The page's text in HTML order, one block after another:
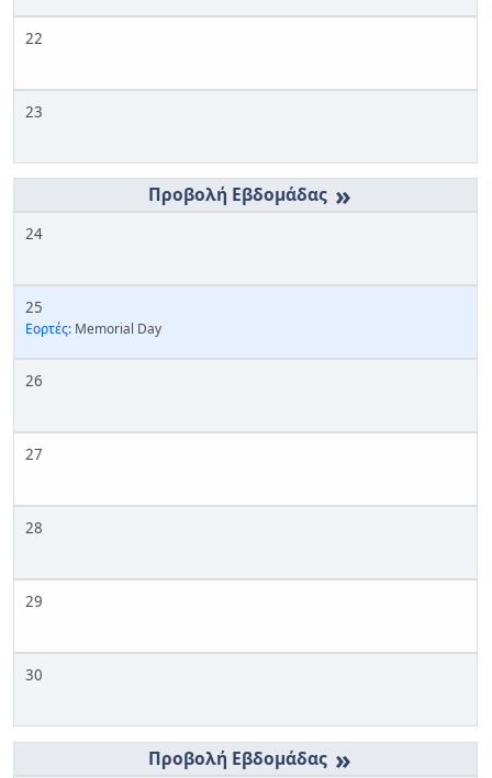
22
23
»
24
25
Εορτές: Memorial Day
26
27
28
29
30
»